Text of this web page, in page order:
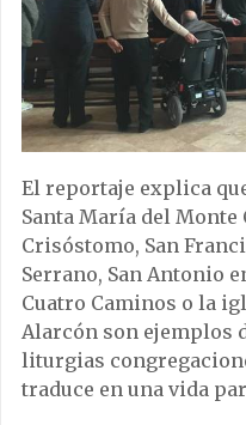
El reportaje explica
Santa María del Monte
Crisóstomo, San
Serrano, San Antonio
Cuatro Caminos o la
Alarcón son ejemplos
liturgias
traduce en una vida